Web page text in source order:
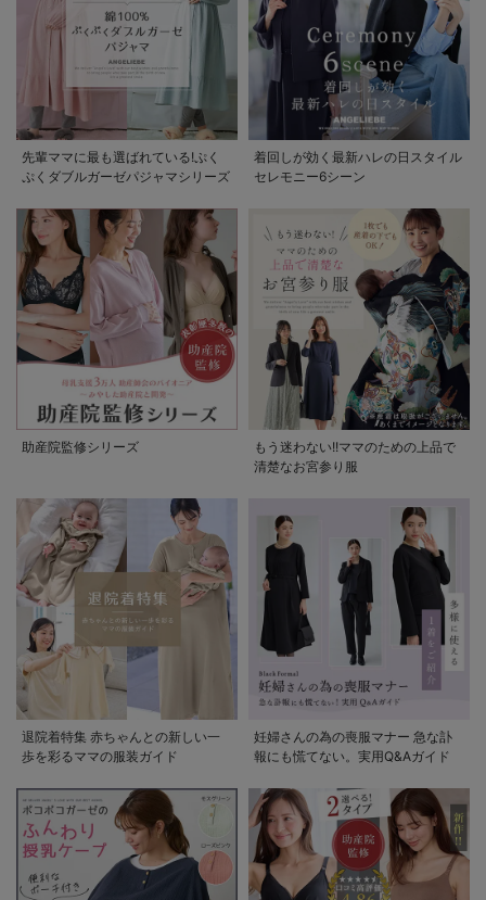
先輩ママに最も選ばれている!ぷく
ぷくダブルガーゼパジャマシリーズ
着回しが効く最新ハレの日スタイル
セレモニー6シーン
助産院監修シリーズ
もう迷わない!!ママのための上品で
清楚なお宮参り服
退院着特集 赤ちゃんとの新しい一
歩を彩るママの服装ガイド
妊婦さんの為の喪服マナー 急な訃
報にも慌てない。実用Q&Aガイド